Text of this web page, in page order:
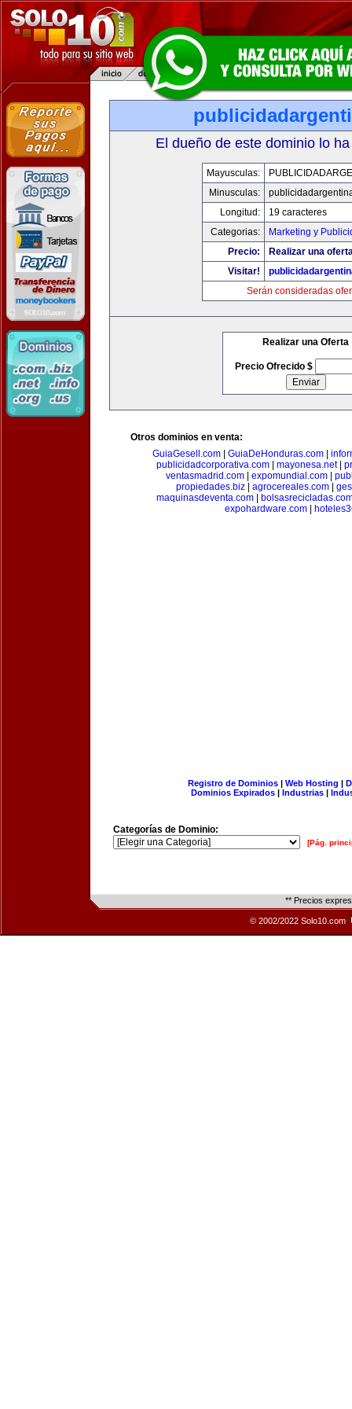
El dueño de este dominio lo
Mayusculas:
Minusculas:
Longitud:
19 caracteres
Categorias:
Marketing y
Precio:
Realizar una
Visitar!
Serán consideradas
Realizar una Oferta
Precio Ofrecido $
Otros dominios en venta:
GuiaGesell.com| GuiaDeHonduras.com|
publicidadcorporativa.com
mayonesa.net|
ventasmadrid.com
expomundial.com
propiedades.biz| agrocereales.com|
maquinasdeventa.com
expohardware.com|
Registro de Dominios| Web Hosting |
Dominios Expirados | Industrias |
Categorías de Dominio:
[Pág.
** Precios
© 2002/2022 Solo10.com